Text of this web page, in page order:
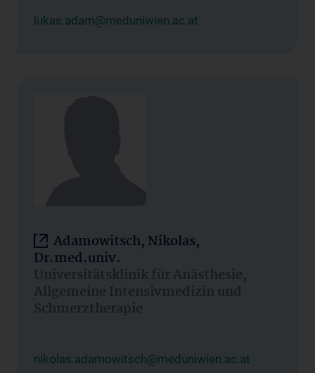
lukas.adam@meduniwien.ac.at
Adamowitsch, Nikolas,
Dr.med.univ.
Universitätsklinik für Anästhesie,
Allgemeine Intensivmedizin und
Schmerztherapie
nikolas.adamowitsch@meduniwien.ac.at